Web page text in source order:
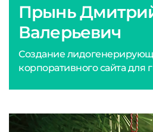
Прынь
Валерьевич
Создание
корпоративного сайта для